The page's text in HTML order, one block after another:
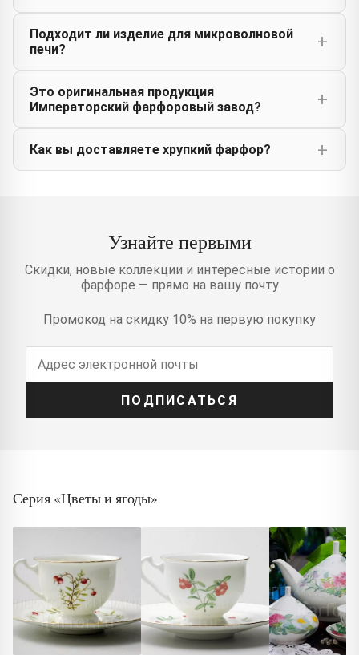
Подходит ли изделие для микроволновой
печи?
Это оригинальная продукция
Императорский фарфоровый завод?
Как вы доставляете хрупкий фарфор?
Узнайте первыми
Скидки, новые коллекции и интересные истории о
фарфоре — прямо на вашу почту
Промокод на скидку 10% на первую покупку
ПОДПИСАТЬСЯ
Серия «Цветы и ягоды»